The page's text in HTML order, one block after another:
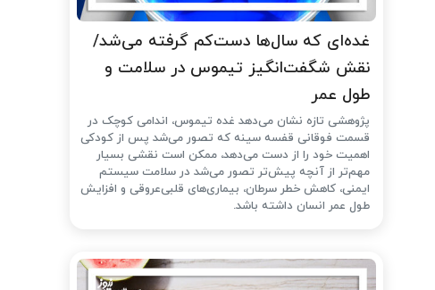
غده‌ای که سال‌ها دست‌کم گرفته می‌شد/
نقش شگفت‌انگیز تیموس در سلامت و
طول عمر
پژوهشی تازه نشان می‌دهد غده تیموس، اندامی کوچک در
قسمت فوقانی قفسه سینه که تصور می‌شد پس از کودکی
اهمیت خود را از دست می‌دهد، ممکن است نقشی بسیار
مهم‌تر از آنچه پیش‌تر تصور می‌شد در سلامت سیستم
ایمنی، کاهش خطر سرطان، بیماری‌های قلبی‌عروقی و افزایش
طول عمر انسان داشته باشد.